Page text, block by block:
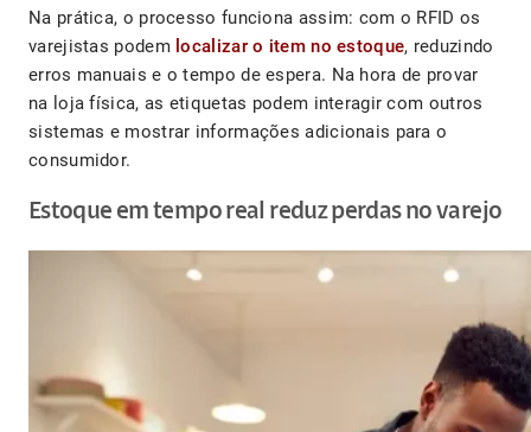
Na prática, o processo funciona assim: com o RFID os
varejistas podemlocalizar o item no estoque, reduzindo
erros manuais e o tempo de espera. Na hora de provar
na loja física, as etiquetas podem interagir com outros
sistemas e mostrar informações adicionais para o
consumidor.
Estoque em tempo real reduz perdas no varejo